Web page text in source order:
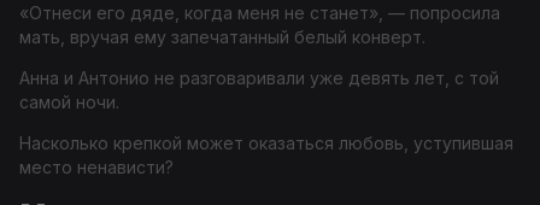
«Отнеси его дяде, когда меня не станет», — попросила
мать, вручая ему запечатанный белый конверт.
Анна и Антонио не разговаривали уже девять лет, с той
самой ночи.
Насколько крепкой может оказаться любовь, уступившая
место ненависти?